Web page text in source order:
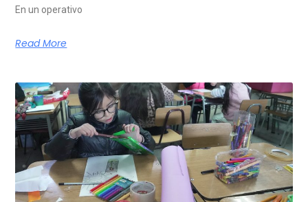
En un operativo
Read More